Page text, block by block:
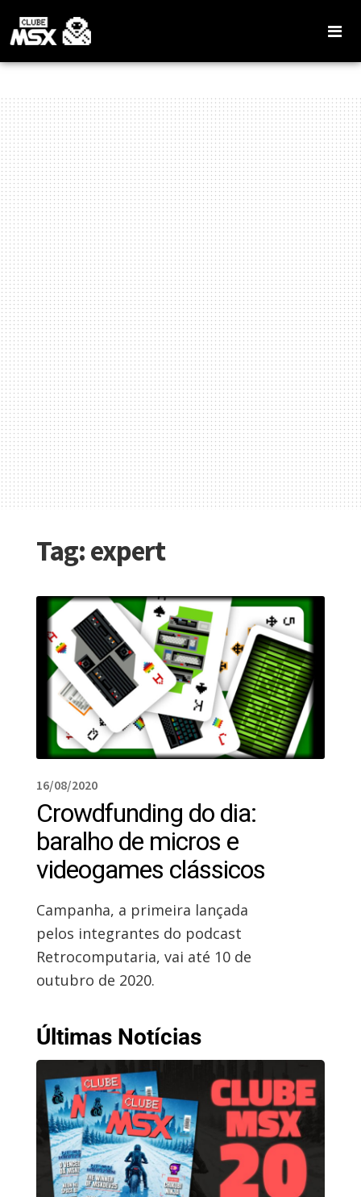
Tag:expert
16/08/2020
Crowdfunding do dia:
baralho de micros e
videogames clássicos
Campanha, a primeira lançada
pelos integrantes do podcast
Retrocomputaria, vai até 10 de
outubro de 2020.
Últimas Notícias